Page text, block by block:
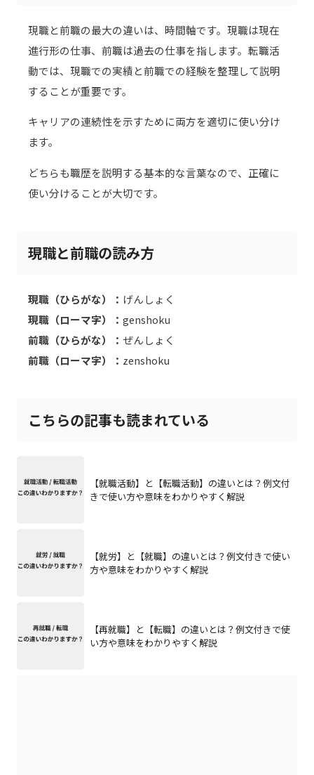
現職と前職の最大の違いは、時間軸です。現職は現在
進行形の仕事、前職は過去の仕事を指します。転職活
動では、現職での実績と前職での経験を整理して説明
することが重要です。
キャリアの連続性を示すために両方を適切に使い分け
ます。
どちらも職歴を説明する基本的な言葉なので、正確に
使い分けることが大切です。
現職と前職の読み方
現職（ひらがな）： げんしょく
現職（ローマ字）： genshoku
前職（ひらがな）： ぜんしょく
前職（ローマ字）： zenshoku
こちらの記事も読まれている
【就職活動】と【転職活動】の違いとは？例文付
きで使い方や意味をわかりやすく解説
【就労】と【就職】の違いとは？例文付きで使い
方や意味をわかりやすく解説
【再就職】と【転職】の違いとは？例文付きで使
い方や意味をわかりやすく解説